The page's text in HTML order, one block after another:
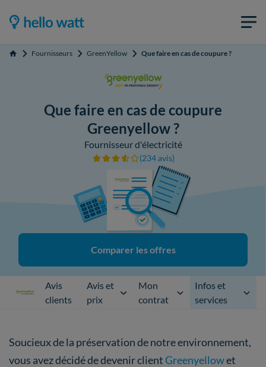
Accueil Fournisseurs GreenYellow Que faire en cas de coupure ?
Que faire en cas de coupure
Greenyellow ?
Fournisseur d'électricité
(234 avis)
Comparer les offres
Avis
clients
Avis et
prix
Mon
contrat
Infos et
services
Soucieux de la préservation de notre environnement,
vous avez décidé de devenir client Greenyellowet